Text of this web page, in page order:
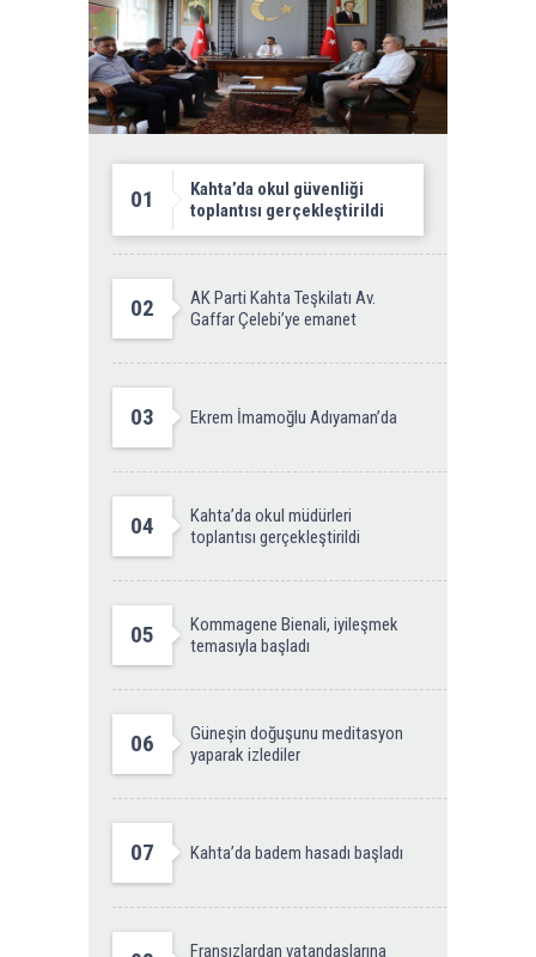
01
Kahta’da okul güvenliği
toplantısı gerçekleştirildi
02
AK Parti Kahta Teşkilatı Av.
Gaffar Çelebi’ye emanet
03 Ekrem İmamoğlu Adıyaman’da
04
Kahta’da okul müdürleri
toplantısı gerçekleştirildi
05
Kommagene Bienali, iyileşmek
temasıyla başladı
06
Güneşin doğuşunu meditasyon
yaparak izlediler
07 Kahta’da badem hasadı başladı
Fransızlardan vatandaşlarına